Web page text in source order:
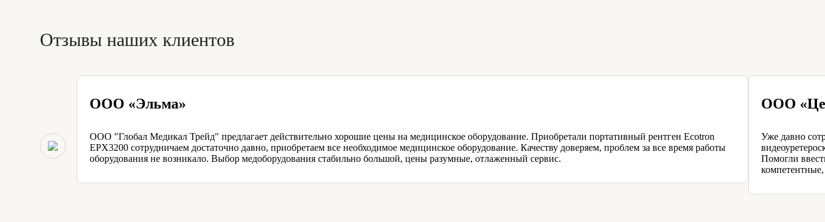
Отзывы наших клиентов
ООО «Эльма»
ООО "Глобал Медикал Трейд" предлагает действительно хорошие цены на медицинское оборудование. Приобретали портативный рентген Ecotron
EPX3200 сотрудничаем достаточно давно, приобретаем все необходимое медицинское оборудование. Качеству доверяем, проблем за все время работы
оборудования не возникало. Выбор медоборудования стабильно большой, цены разумные, отлаженный сервис.
ООО
Уже давно
Помогли